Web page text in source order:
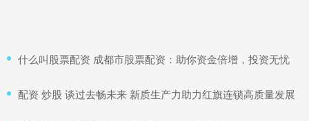
​什么叫股票配资 成都市股票配资：助你资金倍增，投资无忧
​配资 炒股 谈过去畅未来 新质生产力助力红旗连锁高质量发展